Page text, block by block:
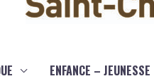
ENFANCE – JEUNESSE